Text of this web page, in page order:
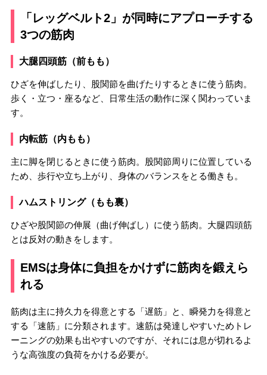
「レッグベルト2」が同時にアプローチする
3つの筋肉
大腿四頭筋（前もも）
ひざを伸ばしたり、股関節を曲げたりするときに使う筋肉。
歩く・立つ・座るなど、日常生活の動作に深く関わっていま
す。
内転筋（内もも）
主に脚を閉じるときに使う筋肉。股関節周りに位置している
ため、歩行や立ち上がり、身体のバランスをとる働きも。
ハムストリング（もも裏）
ひざや股関節の伸展（曲げ伸ばし）に使う筋肉。大腿四頭筋
とは反対の動きをします。
EMSは身体に負担をかけずに筋肉を鍛えら
れる
筋肉は主に持久力を得意とする「遅筋」と、瞬発力を得意と
する「速筋」に分類されます。速筋は発達しやすいためトレ
ーニングの効果も出やすいのですが、それには息が切れるよ
うな高強度の負荷をかける必要が。